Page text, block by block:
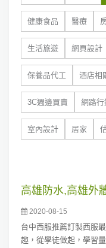
健康食品 醫療
生活旅遊 網頁設計
保養品代工 酒店相
3C週邊買賣 網路行
室內設計 居家
高雄防水,高雄外
2020-08-15
台中西服推薦訂製西服
趣，從學徒做起，學習